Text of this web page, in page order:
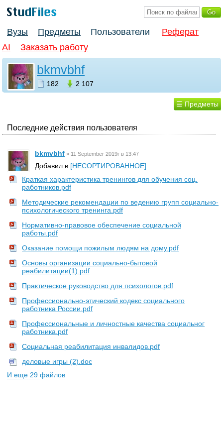
Вузы Предметы Пользователи
Реферат
AI
Заказать работу
bkmvbhf
182 2 107
☰ Предметы
Последние действия пользователя
bkmvbhf » 11 September 2019г в 13:47
Добавил в [НЕСОРТИРОВАННОЕ]
Краткая характеристика тренингов для обучения соц.
работников.pdf
Методические рекомендации по ведению групп социально-
психологического тренинга.pdf
Нормативно-правовое обеспечение социальной
работы.pdf
Оказание помощи пожилым людям на дому.pdf
Основы организации социально-бытовой
реабилитации(1).pdf
Практическое руководство для психологов.pdf
Профессионально-этический кодекс социального
работника России.pdf
Профессиональные и личностные качества социальног
работника.pdf
Социальная реабилитация инвалидов.pdf
деловые игры (2).doc
И еще 29 файлов